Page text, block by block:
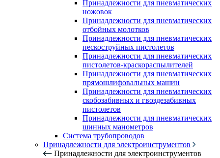
Принадлежности для пневматических
ножовок
Принадлежности для пневматических
отбойных молотков
Принадлежности для пневматических
пескоструйных пистолетов
Принадлежности для пневматических
пистолетов-краскораспылителей
Принадлежности для пневматических
прямошлифовальных машин
Принадлежности для пневматических
скобозабивных и гвоздезабивных
пистолетов
Принадлежности для пневматических
шинных манометров
Система трубопроводов
Принадлежности для электроинструментов
Принадлежности для электроинструментов